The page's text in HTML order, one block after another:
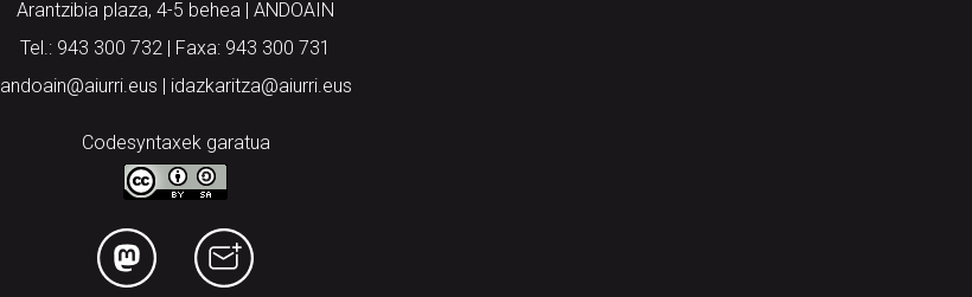
Arantzibia plaza, 4-5 behea | ANDOAIN
Tel.: 943 300 732 | Faxa: 943 300 731
andoain@aiurri.eus | idazkaritza@aiurri.eus
Codesyntaxek garatua